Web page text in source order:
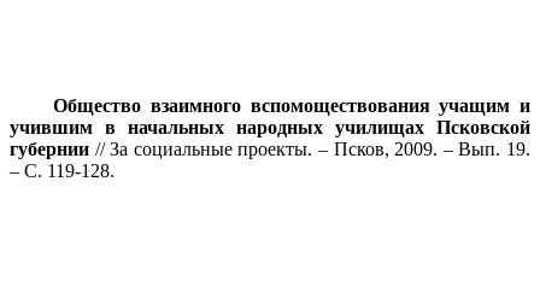
Общество взаимного вспомоществования учащим и
учившим в начальных народных училищах Псковской
губернии // За социальные проекты. – Псков, 2009. – Вып. 19.
– С. 119-128.